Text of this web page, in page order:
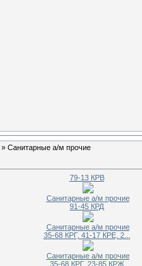
» Санитарные а/м прочие
79-13 КРВ
Санитарные а/м прочие
91-45 КРД
Санитарные а/м прочие
35-68 КРГ, 41-17 КРЕ, 2...
Санитарные а/м прочие
35-68 КРГ, 23-85 КРЖ